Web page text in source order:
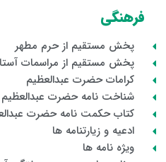
فرهنگی
پخش مستقیم از حرم مطهر
پخش مستقیم از مراسمات
کرامات حضرت عبدالعظیم
شناخت نامه حضرت عبدالعظیم
کتاب حکمت نامه حضرت
ادعیه و زیارتنامه ها
ویژه نامه ها